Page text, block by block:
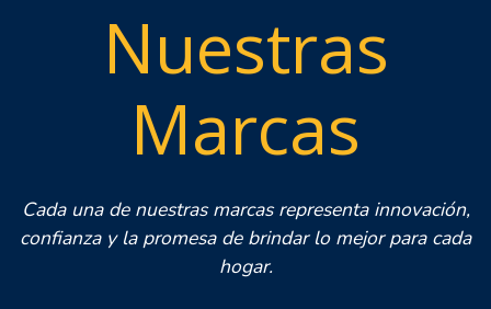
Nuestras
Marcas
Cada una de nuestras marcas representa innovación,
confianza y la promesa de brindar lo mejor para cada
hogar.